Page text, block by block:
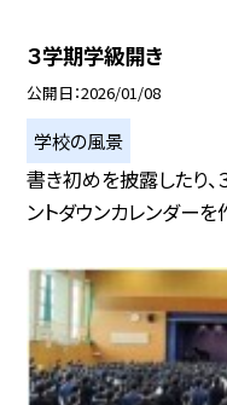
３学期学級開き
公開日 2026/01/08
学校の風景
書き初めを披露したり
ントダウンカレンダーを